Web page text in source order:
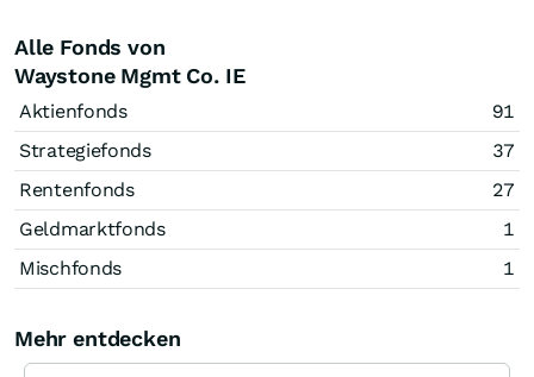
Alle Fonds von
Waystone Mgmt Co. IE
Aktienfonds
91
Strategiefonds
37
Rentenfonds
27
Geldmarktfonds
1
Mischfonds
1
Mehr entdecken